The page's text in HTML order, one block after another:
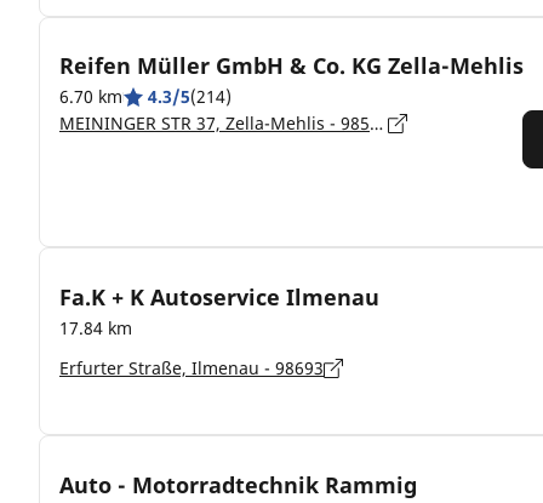
Reifen Müller GmbH & Co. KG Zella-Mehlis
6.70 km 4.3/5(214)
MEININGER STR 37, Zella-Mehlis - 98544
Fa.K + K Autoservice Ilmenau
17.84 km
Erfurter Straße, Ilmenau - 98693
Auto - Motorradtechnik Rammig